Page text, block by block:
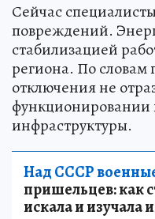
Сейчас
повреждений.
стабилизацией
региона. По словам
отключения не
функционировании
инфраструктуры.
Над СССР
пришельцев: как
искала и изучала